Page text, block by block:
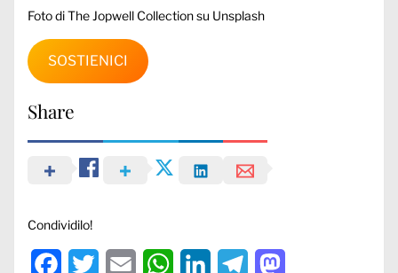
Foto di The Jopwell Collection su Unsplash
SOSTIENICI
Share
Condividilo!
Facebook
Twitter Email WhatsAppLinkedInTelegram